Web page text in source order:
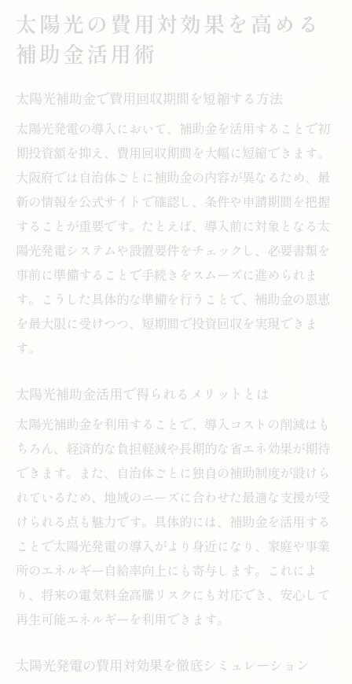
太陽光の費用対効果を高める
補助金活用術
太陽光補助金で費用回収期間を短縮する方法
太陽光発電の導入において、補助金を活用することで初
期投資額を抑え、費用回収期間を大幅に短縮できます。
大阪府では自治体ごとに補助金の内容が異なるため、最
新の情報を公式サイトで確認し、条件や申請期間を把握
することが重要です。たとえば、導入前に対象となる太
陽光発電システムや設置要件をチェックし、必要書類を
事前に準備することで手続きをスムーズに進められま
す。こうした具体的な準備を行うことで、補助金の恩恵
を最大限に受けつつ、短期間で投資回収を実現できま
す。
太陽光補助金活用で得られるメリットとは
太陽光補助金を利用することで、導入コストの削減はも
ちろん、経済的な負担軽減や長期的な省エネ効果が期待
できます。また、自治体ごとに独自の補助制度が設けら
れているため、地域のニーズに合わせた最適な支援が受
けられる点も魅力です。具体的には、補助金を活用する
ことで太陽光発電の導入がより身近になり、家庭や事業
所のエネルギー自給率向上にも寄与します。これによ
り、将来の電気料金高騰リスクにも対応でき、安心して
再生可能エネルギーを利用できます。
太陽光発電の費用対効果を徹底シミュレーション